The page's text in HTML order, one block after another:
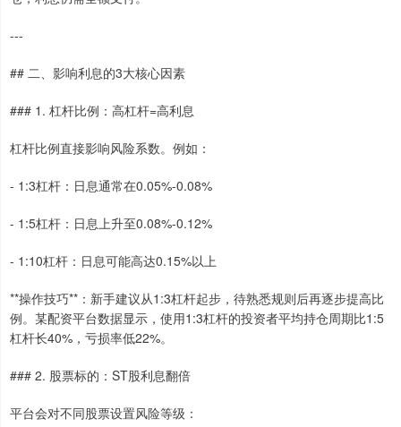
---
## 二、影响利息的3大核心因素
### 1. 杠杆比例：高杠杆=高利息
杠杆比例直接影响风险系数。例如：
- 1:3杠杆：日息通常在0.05%-0.08%
- 1:5杠杆：日息上升至0.08%-0.12%
- 1:10杠杆：日息可能高达0.15%以上
**操作技巧**：新手建议从1:3杠杆起步，待熟悉规则后再逐步提高比
例。某配资平台数据显示，使用1:3杠杆的投资者平均持仓周期比1:5
杠杆长40%，亏损率低22%。
### 2. 股票标的：ST股利息翻倍
平台会对不同股票设置风险等级：